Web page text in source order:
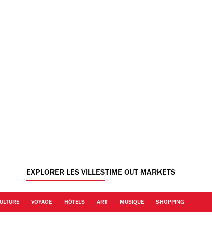
EXPLORER LES VILLESTIME OUT MARKETS
VOYAGE HÔTELS ART MUSIQUE SHOPPING